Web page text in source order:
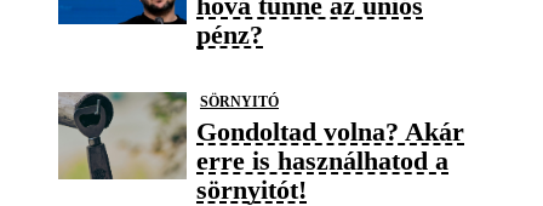
pénz?
SÖRNYITÓ
Gondoltad volna? Akár
erre is használhatod a
sörnyitót!